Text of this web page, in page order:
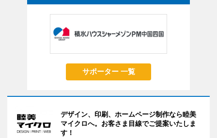
サポーター 一覧
デザイン、印刷、ホームページ制作なら睦美
マイクロへ。お客さま目線でご提案いたしま
す！